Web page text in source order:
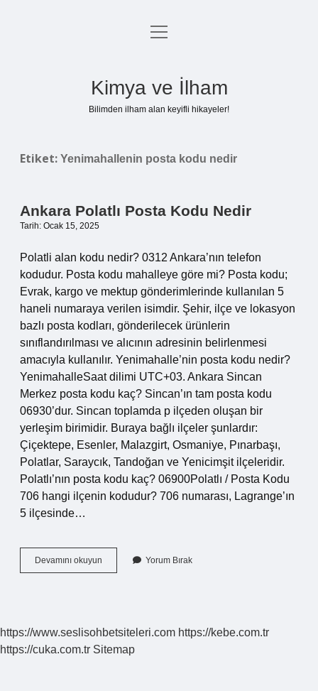
Anasayfa
menüyü
Kimya ve İlham
Bilimden ilham alan keyifli hikayeler!
Etiket: Yenimahallenin posta kodu nedir
Ankara Polatlı Posta Kodu Nedir
Tarih: Ocak 15, 2025
Polatli alan kodu nedir? 0312 Ankara’nın telefon
kodudur. Posta kodu mahalleye göre mi? Posta kodu;
Evrak, kargo ve mektup gönderimlerinde kullanılan 5
haneli numaraya verilen isimdir. Şehir, ilçe ve lokasyon
bazlı posta kodları, gönderilecek ürünlerin
sınıflandırılması ve alıcının adresinin belirlenmesi
amacıyla kullanılır. Yenimahalle’nin posta kodu nedir?
YenimahalleSaat dilimi UTC+03. Ankara Sincan
Merkez posta kodu kaç? Sincan’ın tam posta kodu
06930’dur. Sincan toplamda p ilçeden oluşan bir
yerleşim birimidir. Buraya bağlı ilçeler şunlardır:
Çiçektepe, Esenler, Malazgirt, Osmaniye, Pınarbaşı,
Polatlar, Saraycık, Tandoğan ve Yenicimşit ilçeleridir.
Polatlı’nın posta kodu kaç? 06900Polatlı / Posta Kodu
706 hangi ilçenin kodudur? 706 numarası, Lagrange’ın
5 ilçesinde…
Devamını okuyun
Polatlı
Yorum Bırak
https://www.seslisohbetsiteleri.com https://kebe.com.tr
https://cuka.com.tr Sitemap